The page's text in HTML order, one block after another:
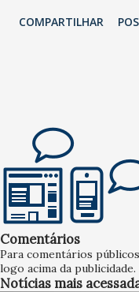
COMPARTILHAR
Comentários
Para comentários
logo acima da publicidade.
Notícias mais